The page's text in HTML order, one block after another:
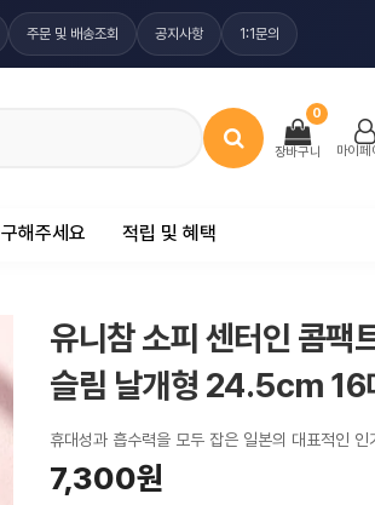
주문 및 배송조회 공지사항 1:1문의
장바구니
0
마이페
구해주세요 적립 및 혜택
유니참 소피 센터인 콤팩
슬림 날개형 24.5cm 16
휴대성과 흡수력을 모두 잡은 일본의 대표적인 인
7,300원